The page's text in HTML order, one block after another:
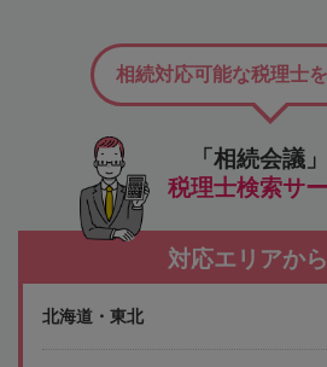
「相続会議
税理士検索サ
相続対応可能な税理士
対応エリアか
北海道・東北